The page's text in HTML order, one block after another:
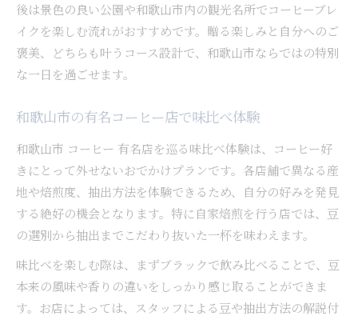
後は景色の良い公園や和歌山市内の観光名所でコーヒーブレ
イクを楽しむ流れがおすすめです。贈る楽しみと自分へのご
褒美、どちらも叶うコース設計で、和歌山市ならではの特別
な一日を過ごせます。
和歌山市の有名コーヒー店で味比べ体験
和歌山市 コーヒー 有名店を巡る味比べ体験は、コーヒー好
きにとって外せないおでかけプランです。各店舗で異なる産
地や焙煎度、抽出方法を体験できるため、自分の好みを発見
する絶好の機会となります。特に自家焙煎を行う店では、豆
の選別から抽出までこだわり抜いた一杯を味わえます。
味比べを楽しむ際は、まずブラックで飲み比べることで、豆
本来の風味や香りの違いをしっかり感じ取ることができま
す。お店によっては、スタッフによる豆や抽出方法の解説付